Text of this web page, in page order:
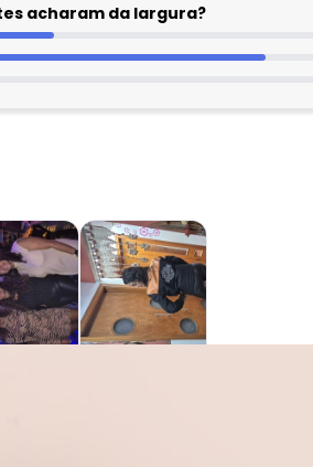
acharam da largura?